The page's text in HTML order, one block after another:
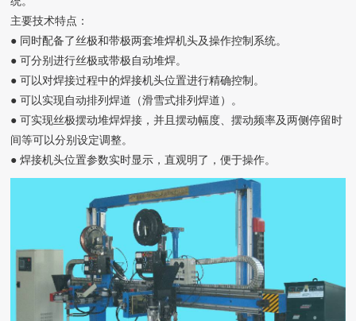
主要技术特点：
● 同时配备了丝极和带极两套堆焊机头及操作控制系统。
● 可分别进行丝极或带极自动堆焊。
● 可以对焊接过程中的焊接机头位置进行精确控制。
● 可以实现自动排列焊道（滑雪式排列焊道）。
● 可实现丝极摆动堆焊焊接，并且摆动幅度、摆动频率及两侧停留时
间等可以分别设定调整。
● 焊接机头位置参数实时显示，直观明了，便于操作。